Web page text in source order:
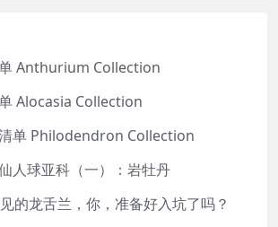
Anthurium Collection
Alocasia Collection
单 Philodendron Collection
人球亚科（一）：岩牡丹
的龙舌兰，你，准备好入坑了吗？